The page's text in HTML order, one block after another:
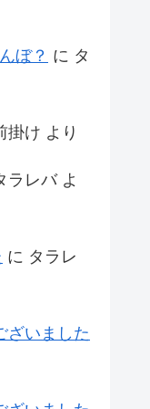
ぼ？ に タ
掛け より
ラレバよ
に タラレ
ざいました